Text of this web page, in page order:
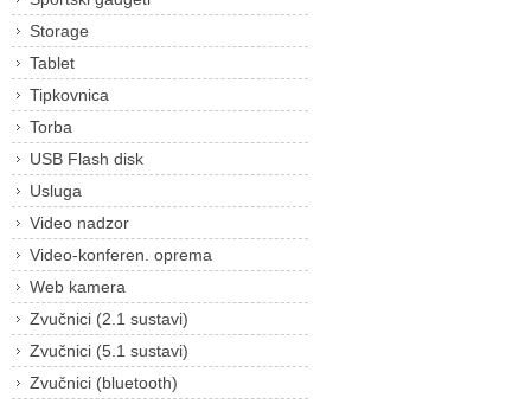
Storage
Tablet
Tipkovnica
Torba
USB Flash disk
Usluga
Video nadzor
Video-konferen. oprema
Web kamera
Zvučnici (2.1 sustavi)
Zvučnici (5.1 sustavi)
Zvučnici (bluetooth)